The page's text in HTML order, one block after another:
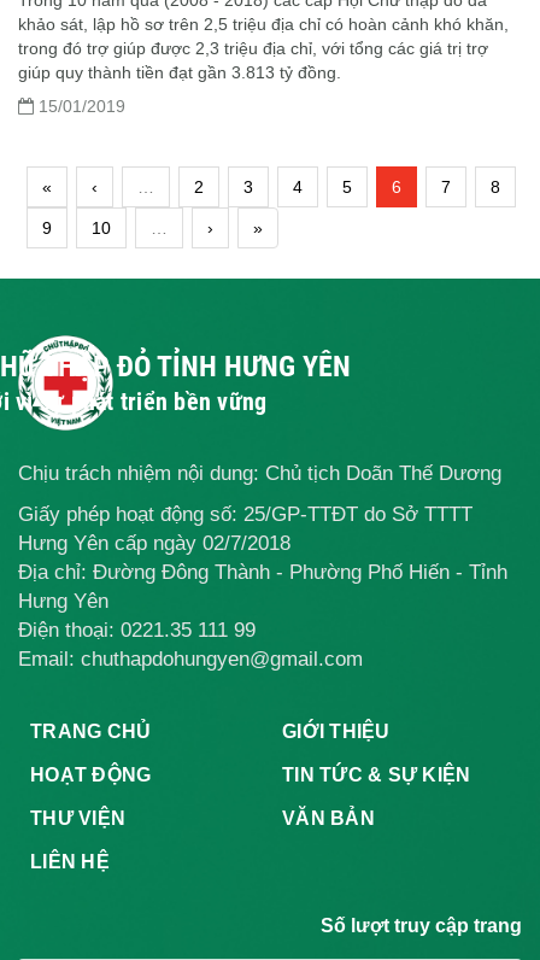
khảo sát, lập hồ sơ trên 2,5 triệu địa chỉ có hoàn cảnh khó khăn,
trong đó trợ giúp được 2,3 triệu địa chỉ, với tổng các giá trị trợ
giúp quy thành tiền đạt gần 3.813 tỷ đồng.
15/01/2019
« ‹ 2 3 4 5 6 7 8
9 10 › »
THẬP ĐỎ TỈNH HƯNG YÊN
vì sự phát triển bền vững
Chịu trách nhiệm nội dung: Chủ tịch Doãn Thế Dương
Giấy phép hoạt động số: 25/GP-TTĐT do Sở TTTT
Hưng Yên cấp ngày 02/7/2018
Địa chỉ: Đường Đông Thành - Phường Phố Hiến - Tỉnh
Hưng Yên
Điện thoại: 0221.35 111 99
Email: chuthapdohungyen@gmail.com
TRANG CHỦ GIỚI THIỆU
HOẠT ĐỘNG TIN TỨC & SỰ KIỆN
THƯ VIỆN VĂN BẢN
LIÊN HỆ
Số lượt truy cập trang